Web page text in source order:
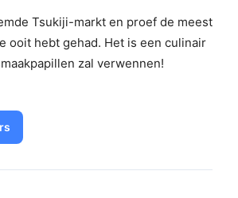
Tsukiji-markt en proef de meest
ooit hebt gehad. Het is een culinair
zal verwennen!